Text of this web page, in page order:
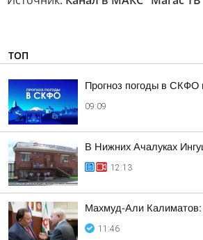
ТОП
Прогноз погоды в СКФО
09:09
В Нижних Ачалуках
12:13
Махмуд-Али Калиматов:
11:46